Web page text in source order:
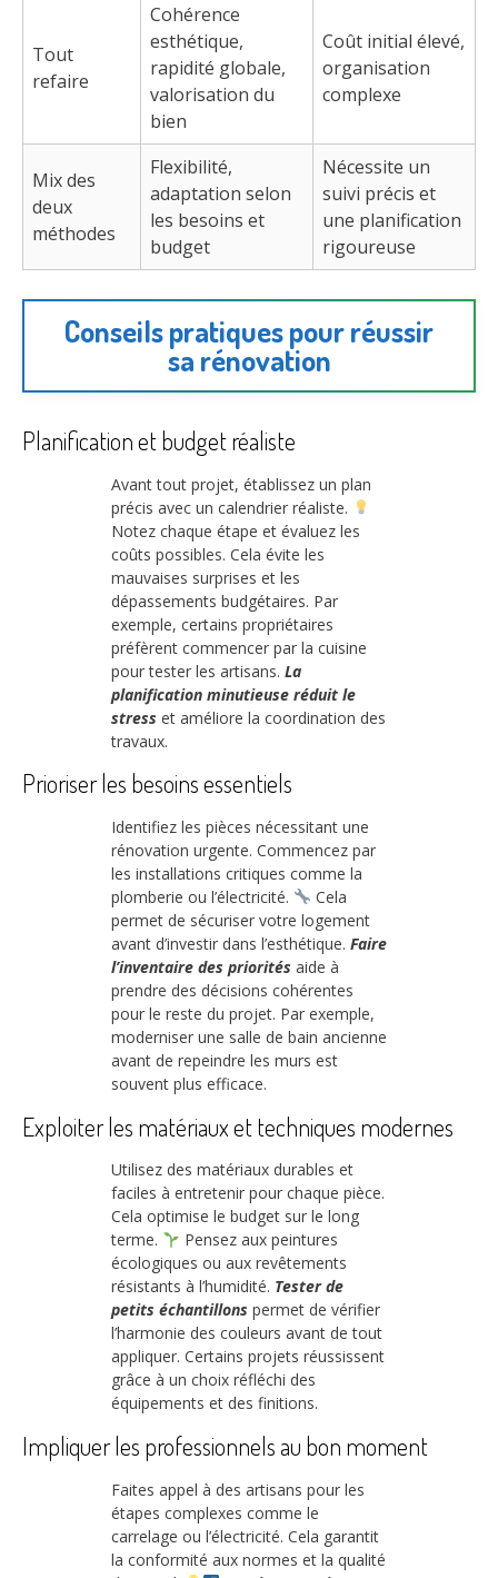
Tout
refaire
Cohérence
esthétique,
rapidité globale,
valorisation du
bien
Coût initial élevé,
organisation
complexe
Mix des
deux
méthodes
Flexibilité,
adaptation selon
les besoins et
budget
Nécessite un
suivi précis et
une planification
rigoureuse
Conseils pratiques pour réussir
sa rénovation
Planification et budget réaliste
Avant tout projet, établissez un plan
précis avec un calendrier réaliste.
Notez chaque étape et évaluez les
coûts possibles. Cela évite les
mauvaises surprises et les
dépassements budgétaires. Par
exemple, certains propriétaires
préfèrent commencer par la cuisine
pour tester les artisans. La
planification minutieuse réduit le
stress et améliore la coordination des
travaux.
Prioriser les besoins essentiels
Identifiez les pièces nécessitant une
rénovation urgente. Commencez par
les installations critiques comme la
plomberie ou l’électricité.
Cela
permet de sécuriser votre logement
avant d’investir dans l’esthétique. Faire
l’inventaire des priorités aide à
prendre des décisions cohérentes
pour le reste du projet. Par exemple,
moderniser une salle de bain ancienne
avant de repeindre les murs est
souvent plus efficace.
Exploiter les matériaux et techniques modernes
Utilisez des matériaux durables et
faciles à entretenir pour chaque pièce.
Cela optimise le budget sur le long
terme.
Pensez aux peintures
écologiques ou aux revêtements
résistants à l’humidité. Tester de
petits échantillons permet de vérifier
l’harmonie des couleurs avant de tout
appliquer. Certains projets réussissent
grâce à un choix réfléchi des
équipements et des finitions.
Impliquer les professionnels au bon moment
Faites appel à des artisans pour les
étapes complexes comme le
carrelage ou l’électricité. Cela garantit
la conformité aux normes et la qualité